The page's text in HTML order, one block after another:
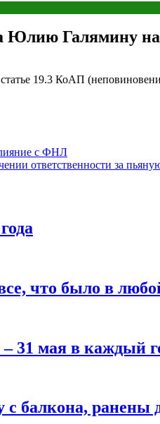
Юлию Галямину
19.3 КоАП
с ФНЛ
ответственности за
что было в
31 мая в каждый
с балкона,